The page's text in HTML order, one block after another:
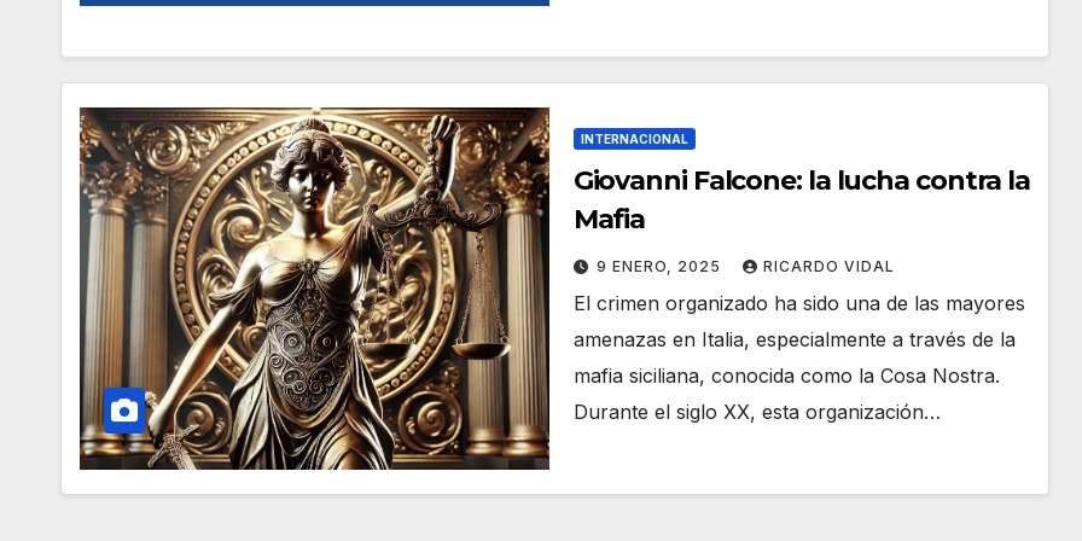
INTERNACIONAL
Giovanni Falcone: la lucha contra la
Mafia
9 ENERO, 2025 RICARDO VIDAL
El crimen organizado ha sido una de las mayores
amenazas en Italia, especialmente a través de la
mafia siciliana, conocida como la Cosa Nostra.
Durante el siglo XX, esta organización…